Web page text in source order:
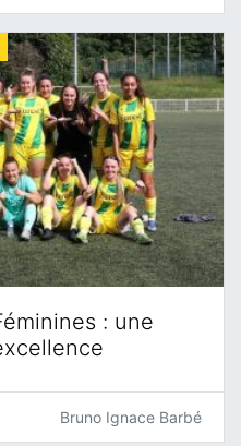
: une
Bruno Ignace Barbé